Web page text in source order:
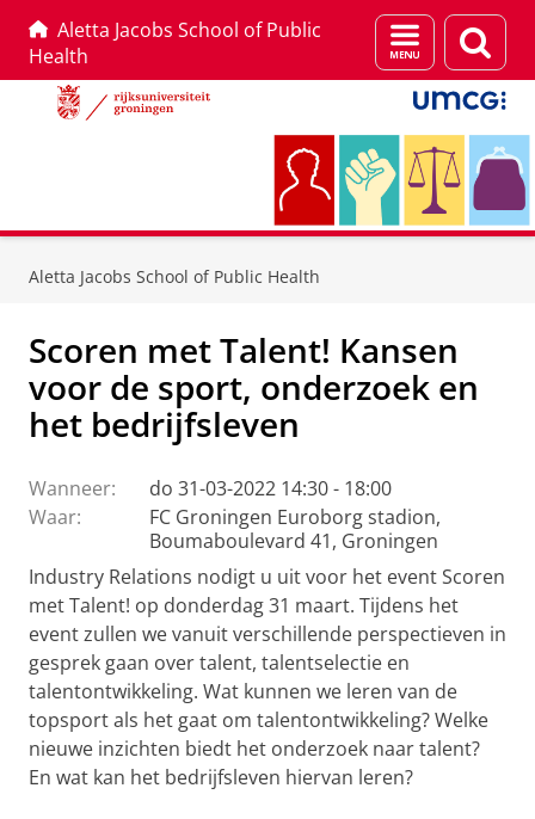
Aletta Jacobs School of Public
Health
Menu
en
zoeken
Aletta Jacobs School of Public Health
Scoren met Talent! Kansen
voor de sport, onderzoek en
het bedrijfsleven
Wanneer:
do 31-03-2022 14:30 - 18:00
Waar:
FC Groningen Euroborg stadion,
Boumaboulevard 41, Groningen
Industry Relations nodigt u uit voor het event Scoren
met Talent! op donderdag 31 maart. Tijdens het
event zullen we vanuit verschillende perspectieven in
gesprek gaan over talent, talentselectie en
talentontwikkeling. Wat kunnen we leren van de
topsport als het gaat om talentontwikkeling? Welke
nieuwe inzichten biedt het onderzoek naar talent?
En wat kan het bedrijfsleven hiervan leren?